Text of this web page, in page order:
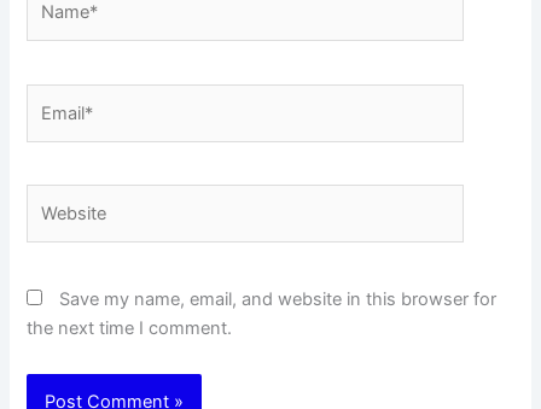
Save my name, email, and website in this browser for
the next time I comment.